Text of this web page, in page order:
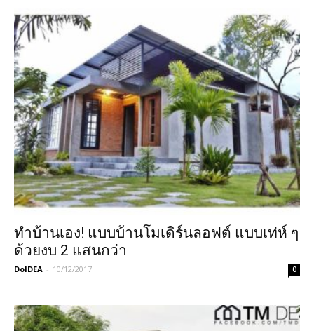
ทำบ้านเอง! แบบบ้านโมเดิร์นลอฟต์ แบบเท่ห์ ๆ
ด้วยงบ 2 แสนกว่า
DoIDEA - 10/12/2017 0